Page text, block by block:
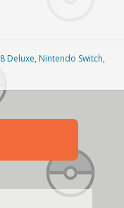
Deluxe, Nintendo Switch,